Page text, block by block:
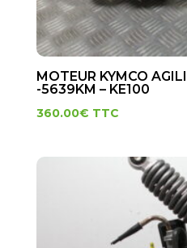
MOTEUR KYMCO
-5639KM – KE100
360.00€ TTC